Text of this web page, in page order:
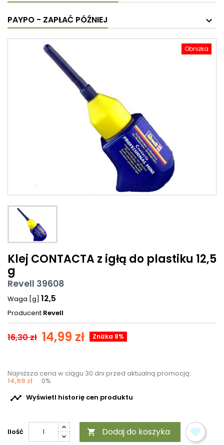
PAYPO - ZAPŁAĆ PÓŹNIEJ
Obniżka
Klej CONTACTA z igłą do plastiku 12,5
g
Revell 39608
Waga [g] 12,5
Producent Revell
16,30 zł 14,99 zł Zniżka 8%
Najniższa cena w ciągu 30 dni przed aktualną promocją:
14,99 zł 0%
 Wyświetl historię cen produktu
Ilość  Dodaj do koszyka